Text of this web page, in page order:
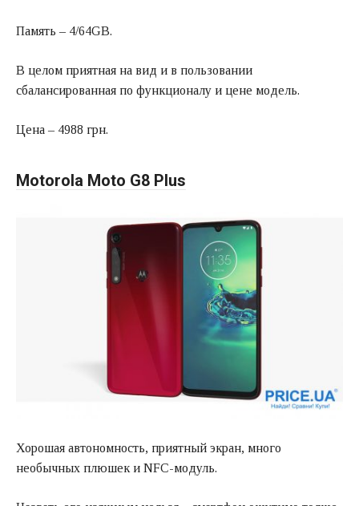
Память – 4/64GB.
В целом приятная на вид и в пользовании
сбалансированная по функционалу и цене модель.
Цена – 4988 грн.
Motorola Moto G8 Plus
Хорошая автономность, приятный экран, много
необычных плюшек и NFC-модуль.